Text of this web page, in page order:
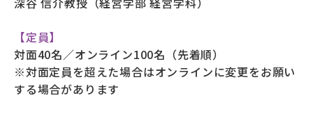
【定員】
対面40名／オンライン100名（先着順）
※対面定員を超えた場合はオンラインに変更をお願い
する場合があります